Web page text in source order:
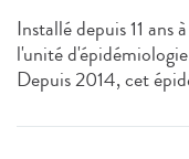
Installé depuis 11
l'unité
Depuis 2014, cet